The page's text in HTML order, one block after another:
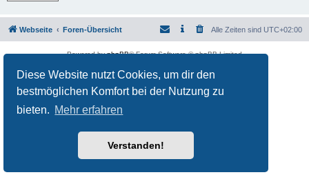
Diese Website nutzt Cookies, um dir den
bestmöglichen Komfort bei der Nutzung zu
bieten. Mehr erfahren
Verstanden!
Webseite Foren-Übersicht Alle Zeiten sind UTC+02:00
Powered byphpBB® Forum Software © phpBB Limited
Datenschutz|Nutzungsbedingungen